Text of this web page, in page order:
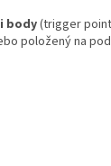
body(trigger
položený na